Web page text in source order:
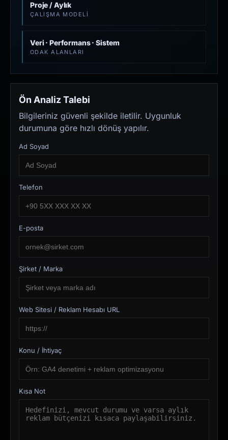
Proje / Aylık
ÇALIŞMA MODELI
Veri · Performans · Sistem
ODAK ALANLARI
Ön Analiz Talebi
Bilgileriniz güvenli şekilde iletilir. Uygunluk
durumuna göre hızlı dönüş yapılır.
Ad Soyad
Telefon
E-posta
Şirket / Marka
Web Sitesi / Reklam Hesabı URL
Konu / İhtiyaç
Kısa Not